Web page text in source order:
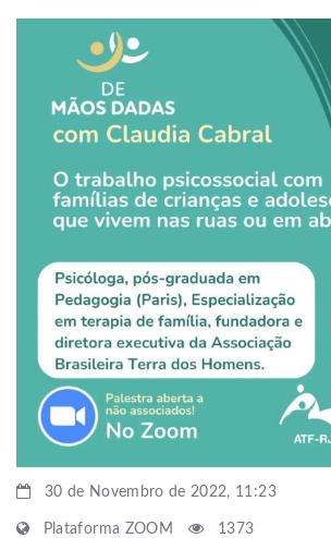
30 de Novembro de 2022, 11:23
Plataforma ZOOM 1373